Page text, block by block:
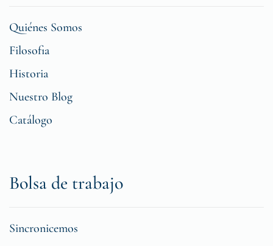
Quiénes Somos
Filosofia
Historia
Nuestro Blog
Catálogo
Bolsa de trabajo
Sincronicemos